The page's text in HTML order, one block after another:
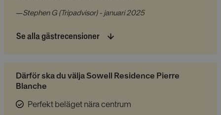
—Stephen G (Tripadvisor) - januari 2025
Se alla gästrecensioner
Därför ska du välja Sowell Residence Pierre
Blanche
Perfekt beläget nära centrum